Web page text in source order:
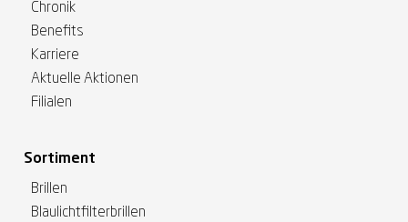
Chronik
Benefits
Karriere
Aktuelle Aktionen
Filialen
Sortiment
Brillen
Blaulichtfilterbrillen